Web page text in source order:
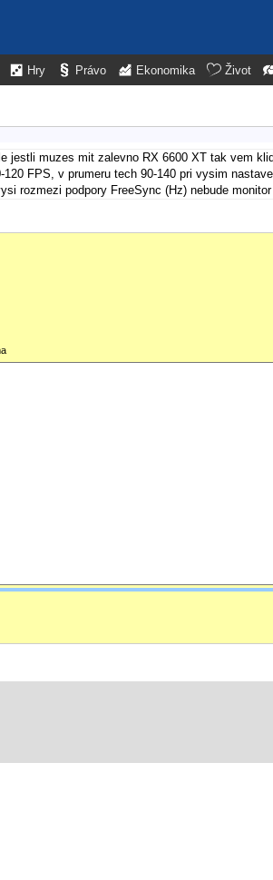
Hry Právo Ekonomika Život
jestli muzes mit zalevno RX 6600 XT tak vem
FPS, v prumeru tech 90-140 pri vysim
rozmezi podpory FreeSync (Hz) nebude monitor